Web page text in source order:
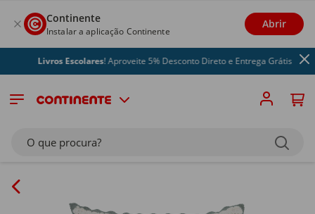
Continente
Instalar a aplicação Continente
Abrir
Livros Escolares! Aproveite 5% Desconto Direto e Entrega Grátis
O que procura?